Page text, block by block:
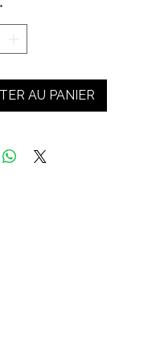
*
AU PANIER